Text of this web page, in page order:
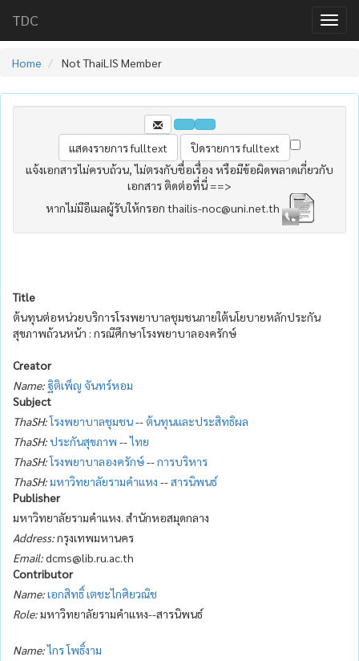
TDC
Home Not ThaiLIS Member
แจ้งเอกสารไม่ครบถ้วน, ไม่ตรงกับชื่อเรื่อง หรือมีข้อผิดพลาดเกี่ยวกับ
เอกสาร ติดต่อที่นี่ ==>
หากไม่มีอีเมลผู้รับให้กรอก thailis-noc@uni.net.th
Title
ต้นทุนต่อหน่วยบริการโรงพยาบาลชุมชนภายใต้นโยบายหลักประกัน
สุขภาพถ้วนหน้า : กรณีศึกษาโรงพยาบาลองครักษ์
Creator
Name: ฐิติเพ็ญ จันทร์หอม
Subject
ThaSH:โรงพยาบาลชุมชน--ต้นทุนและประสิทธิผล
ThaSH:ประกันสุขภาพ --ไทย
ThaSH:โรงพยาบาลองครักษ์--การบริหาร
ThaSH:มหาวิทยาลัยรามคำแหง --สารนิพนธ์
Publisher
มหาวิทยาลัยรามคำแหง. สำนักหอสมุดกลาง
Address:กรุงเทพมหานคร
Email:dcms@lib.ru.ac.th
Contributor
Name:เอกสิทธิ์ เตชะไกศิยวณิช
Role:มหาวิทยาลัยรามคำแหง--สารนิพนธ์
Name:ไกร โพธิ์งาม